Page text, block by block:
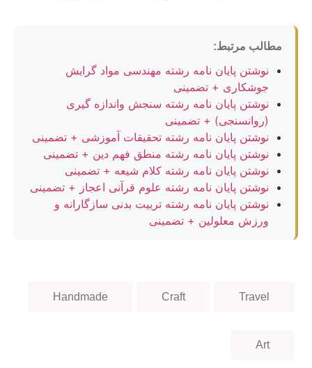
مطالب مرتبط:
نوشتن پایان نامه رشته مهندسی مواد گرایش
جوشکاری + تضمینی
نوشتن پایان نامه رشته سنجش واندازه گیری
(روانسنجی) + تضمینی
نوشتن پایان نامه رشته تحقیقات آموزشی + تضمینی
نوشتن پایان نامه رشته منطق فهم دین + تضمینی
نوشتن پایان نامه رشته کلام شیعه + تضمینی
نوشتن پایان نامه رشته علوم قرآنی اعجاز + تضمینی
نوشتن پایان نامه رشته تربیت بدنی سازگارانه و
ورزش معلولین + تضمینی
Travel
Craft
Handmade
Art